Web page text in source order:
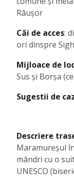
Râușor
Căi de acces:
ori dinspre
Mijloace de
Sus și Borșa
Sugestii de
Descriere
Maramureşul
mândri cu o
UNESCO